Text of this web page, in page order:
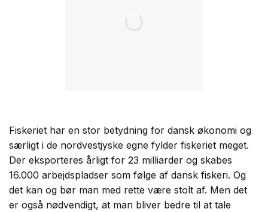
Fiskeriet har en stor betydning for dansk økonomi og
særligt i de nordvestjyske egne fylder fiskeriet meget.
Der eksporteres årligt for 23 milliarder og skabes
16.000 arbejdspladser som følge af dansk fiskeri. Og
det kan og bør man med rette være stolt af. Men det
er også nødvendigt, at man bliver bedre til at tale